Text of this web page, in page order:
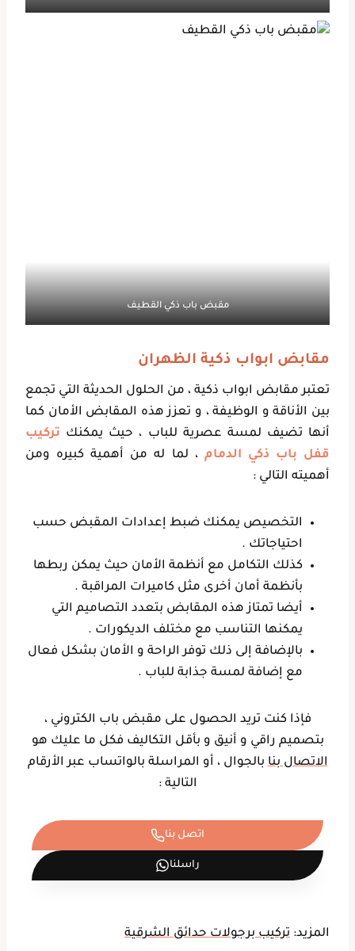
مقبض باب ذكي القطيف
مقابض ابواب ذكية الظهران
تعتبر مقابض ابواب ذكية ، من الحلول الحديثة التي تجمع
بين الأناقة و الوظيفة ، و تعزز هذه المقابض الأمان كما
أنها تضيف لمسة عصرية للباب ، حيث يمكنك تركيب
قفل باب ذكي الدمام ، لما له من أهمية كبيره ومن
أهميته التالي :
التخصيص يمكنك ضبط إعدادات المقبض حسب
احتياجاتك .
كذلك التكامل مع أنظمة الأمان حيث يمكن ربطها
بأنظمة أمان أخرى مثل كاميرات المراقبة .
أيضا تمتاز هذه المقابض بتعدد التصاميم التي
يمكنها التناسب مع مختلف الديكورات .
بالإضافة إلى ذلك توفر الراحة و الأمان بشكل فعال
مع إضافة لمسة جذابة للباب .
فإذا كنت تريد الحصول على مقبض باب الكتروني ،
بتصميم راقي و أنيق و بأقل التكاليف فكل ما عليك هو
الاتصال بنابالجوال ، أو المراسلة بالواتساب عبر الأرقام
التالية :
اتصل بنا
راسلنا
المزيد: تركيب برجولات حدائق الشرقية